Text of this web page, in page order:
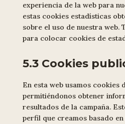
experiencia de la web para
estas cookies estadísticas
sobre el uso de nuestra web.
para colocar cookies de
5.3 Cookies
En esta web usamos cookies
permitiéndonos obtener
resultados de la campaña.
perfil que creamos basado